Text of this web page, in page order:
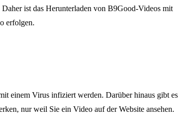
ist das Herunterladen von B9Good-Videos mit
erfolgen.
einem Virus infiziert werden. Darüber hinaus gibt es
nur weil Sie ein Video auf der Website ansehen.